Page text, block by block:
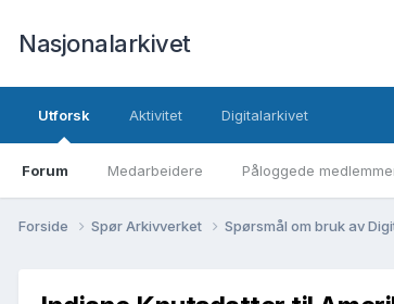
Nasjonalarkivet
Utforsk
Forum Medarbeidere Påloggede
Aktivitet Digitalarkivet
Forside Spør Arkivverket Spørsmål om bruk av